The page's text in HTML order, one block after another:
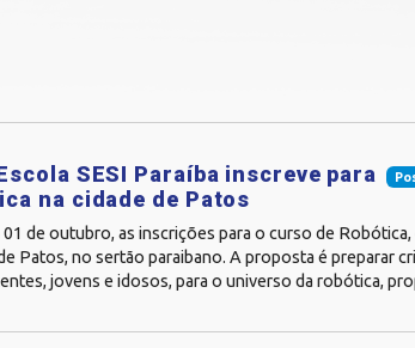
SESI Paraíba inscreve para
na cidade de Patos
de outubro, as inscrições para o curso de
Patos, no sertão paraibano. A proposta é preparar
jovens e idosos, para o universo da robótica,